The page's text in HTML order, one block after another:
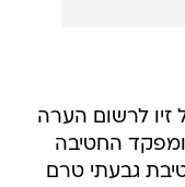
זיו לרשום הערה
החטיבה
גבעתי טרם